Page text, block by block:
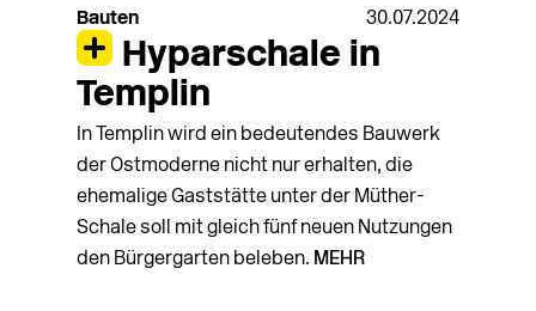
Bauten 30.07.2024
Hyparschale in
Templin
In Templin wird ein bedeutendes Bauwerk
der Ostmoderne nicht nur erhalten, die
ehemalige Gaststätte unter der Müther-
Schale soll mit gleich fünf neuen Nutzungen
den Bürgergarten beleben. MEHR